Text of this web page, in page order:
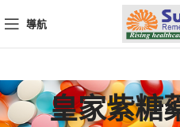
導航
皇家紫糖